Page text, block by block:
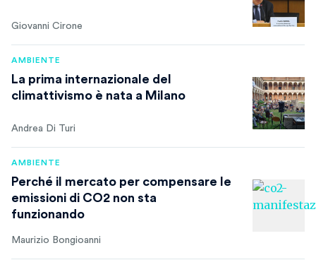
Giovanni Cirone
AMBIENTE
La prima internazionale del
climattivismo è nata a Milano
Andrea Di Turi
AMBIENTE
Perché il mercato per compensare le
emissioni di CO2 non sta
funzionando
Maurizio Bongioanni